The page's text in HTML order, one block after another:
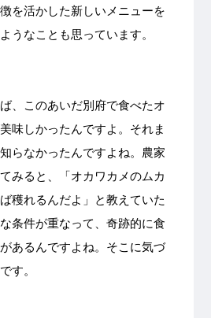
を活かした新しいメニューを
うなことも思っています。
、このあいだ別府で食べたオ
味しかったんですよ。それま
らなかったんですよね。農家
みると、「オカワカメのムカ
穫れるんだよ」と教えていた
条件が重なって、奇跡的に食
あるんですよね。そこに気づ
す。